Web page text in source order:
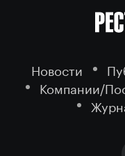
Новости
Компании/